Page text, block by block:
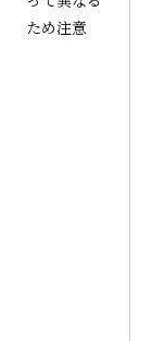
ため注意